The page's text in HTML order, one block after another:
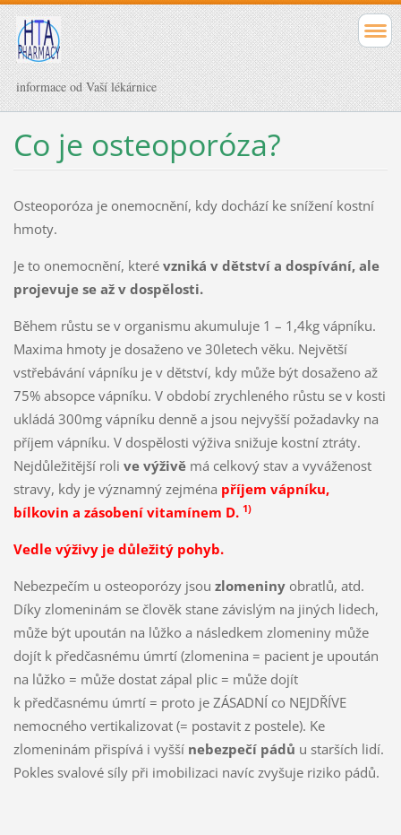
informace od Vaší lékárnice
Co je osteoporóza?
Osteoporóza je onemocnění, kdy dochází ke snížení kostní
hmoty.
Je to onemocnění, které vzniká v dětství a dospívání, ale
projevuje se až v dospělosti.
Během růstu se v organismu akumuluje 1 – 1,4kg vápníku.
Maxima hmoty je dosaženo ve 30letech věku. Největší
vstřebávání vápníku je v dětství, kdy může být dosaženo až
75% absopce vápníku. V období zrychleného růstu se v kosti
ukládá 300mg vápníku denně a jsou nejvyšší požadavky na
příjem vápníku. V dospělosti výživa snižuje kostní ztráty.
Nejdůležitější roli ve výživěmá celkový stav a vyváženost
stravy, kdy je významný zejména příjem vápníku,
bílkovin a zásobení vitamínem D. 1)
Vedle výživy je důležitý pohyb.
Nebezpečím u osteoporózy jsou zlomeniny obratlů, atd.
Díky zlomeninám se člověk stane závislým na jiných lidech,
může být upoután na lůžko a následkem zlomeniny může
dojít k předčasnému úmrtí (zlomenina = pacient je upoután
na lůžko = může dostat zápal plic = může dojít
k předčasnému úmrtí = proto je ZÁSADNÍ co NEJDŘÍVE
nemocného vertikalizovat (= postavit z postele). Ke
zlomeninám přispívá i vyšší nebezpečí pádů u starších lidí.
Pokles svalové síly při imobilizaci navíc zvyšuje riziko pádů.